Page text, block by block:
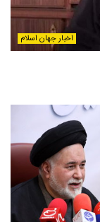
اخبار جهان اسلام